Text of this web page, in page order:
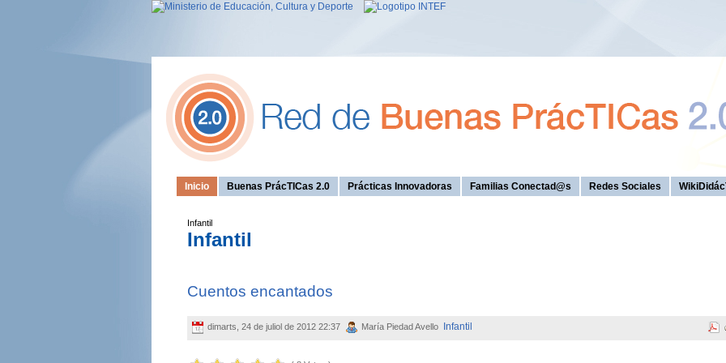
Inicio Buenas PrácTICas 2.0 Prácticas Innovadoras Familias Conectad@s Redes Sociales
Infantil
Infantil
Cuentos encantados
dimarts, 24 de juliol de 2012 22:37 María Piedad Avello Infantil